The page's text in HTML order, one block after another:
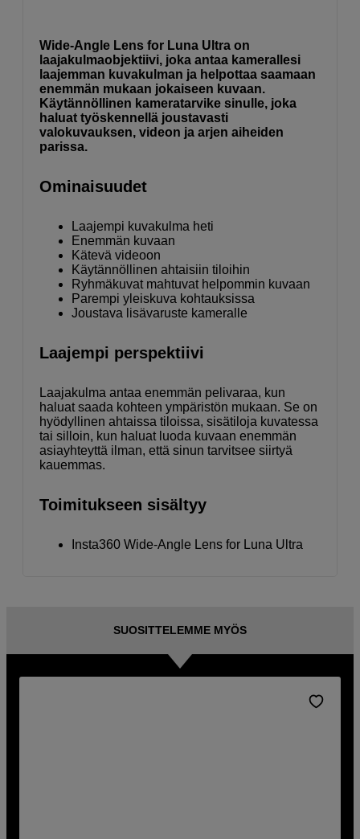
Wide-Angle Lens for Luna Ultra on
laajakulmaobjektiivi, joka antaa kamerallesi
laajemman kuvakulman ja helpottaa saamaan
enemmän mukaan jokaiseen kuvaan.
Käytännöllinen kameratarvike sinulle, joka
haluat työskennellä joustavasti
valokuvauksen, videon ja arjen aiheiden
parissa.
Ominaisuudet
Laajempi kuvakulma heti
Enemmän kuvaan
Kätevä videoon
Käytännöllinen ahtaisiin tiloihin
Ryhmäkuvat mahtuvat helpommin kuvaan
Parempi yleiskuva kohtauksissa
Joustava lisävaruste kameralle
Laajempi perspektiivi
Laajakulma antaa enemmän pelivaraa, kun
haluat saada kohteen ympäristön mukaan. Se on
hyödyllinen ahtaissa tiloissa, sisätiloja kuvatessa
tai silloin, kun haluat luoda kuvaan enemmän
asiayhteyttä ilman, että sinun tarvitsee siirtyä
kauemmas.
Toimitukseen sisältyy
Insta360 Wide-Angle Lens for Luna Ultra
SUOSITTELEMME MYÖS